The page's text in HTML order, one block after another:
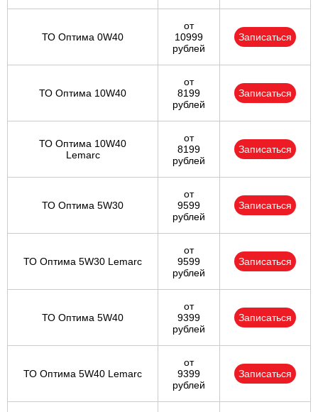
ТО Оптима 0W40
от
10999
рублей
Записаться
ТО Оптима 10W40
от
8199
рублей
Записаться
ТО Оптима 10W40
Lemarc
от
8199
рублей
Записаться
ТО Оптима 5W30
от
9599
рублей
Записаться
ТО Оптима 5W30 Lemarc
от
9599
рублей
Записаться
ТО Оптима 5W40
от
9399
рублей
Записаться
ТО Оптима 5W40 Lemarc
от
9399
рублей
Записаться